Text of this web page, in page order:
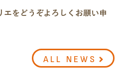
エをどうぞよろしくお願い申
ALL NEWS